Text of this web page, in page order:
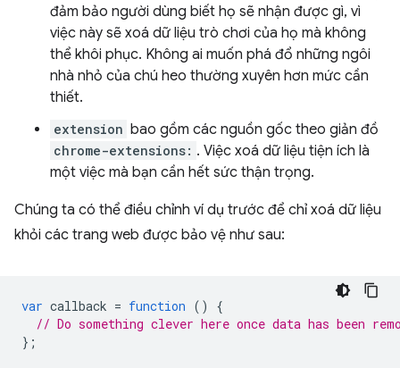
đảm bảo người dùng biết họ sẽ nhận được gì, vì
việc này sẽ xoá dữ liệu trò chơi của họ mà không
thể khôi phục. Không ai muốn phá đổ những ngôi
nhà nhỏ của chú heo thường xuyên hơn mức cần
thiết.
extension bao gồm các nguồn gốc theo giản đồ
chrome-extensions: . Việc xoá dữ liệu tiện ích là
một việc mà bạn cần hết sức thận trọng.
Chúng ta có thể điều chỉnh ví dụ trước để chỉ xoá dữ liệu
khỏi các trang web được bảo vệ như sau:
var callback = function ()
{
// Do something clever here once data has been
};